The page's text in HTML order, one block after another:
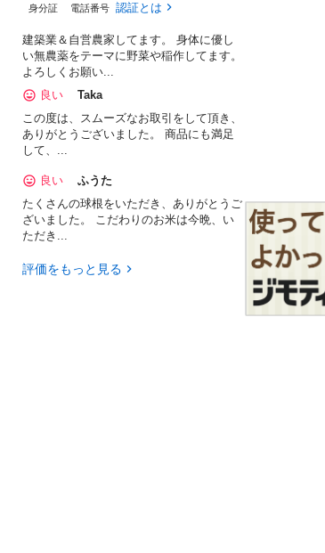
身分証 電話番号 認証とは
建築業＆自営農家してます。 身体に優し
い無農薬をテーマに野菜や稲作してます。
よろしくお願い...
良い
Taka
この度は、スムーズなお取引をして頂き、
ありがとうございました。 商品にも満足
して、...
良い
ふうた
たくさんの球根をいただき、ありがとうご
ざいました。 こだわりのお米は今晩、い
ただき...
評価をもっと見る